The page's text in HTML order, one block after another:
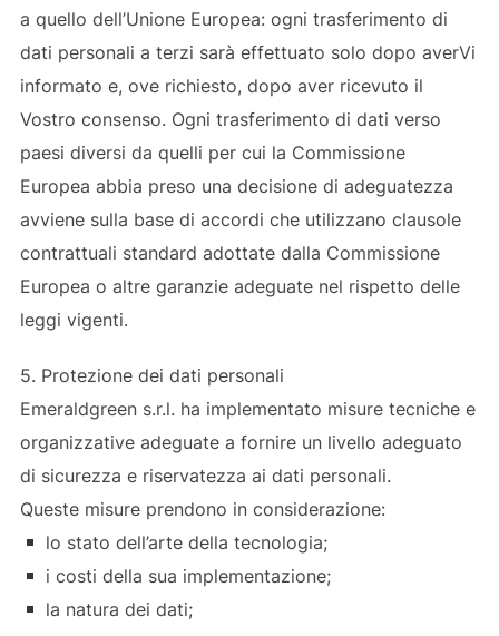
a quello dell’Unione Europea: ogni trasferimento di
dati personali a terzi sarà effettuato solo dopo averVi
informato e, ove richiesto, dopo aver ricevuto il
Vostro consenso. Ogni trasferimento di dati verso
paesi diversi da quelli per cui la Commissione
Europea abbia preso una decisione di adeguatezza
avviene sulla base di accordi che utilizzano clausole
contrattuali standard adottate dalla Commissione
Europea o altre garanzie adeguate nel rispetto delle
leggi vigenti.
5. Protezione dei dati personali
Emeraldgreen s.r.l. ha implementato misure tecniche e
organizzative adeguate a fornire un livello adeguato
di sicurezza e riservatezza ai dati personali.
Queste misure prendono in considerazione:
lo stato dell’arte della tecnologia;
i costi della sua implementazione;
la natura dei dati;